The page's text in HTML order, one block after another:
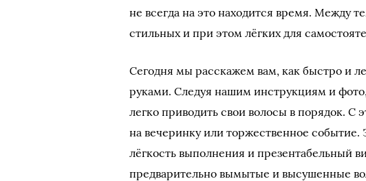
не всегда на это находится время. Между
стильных и при этом лёгких для
Сегодня мы расскажем вам, как быстро и
руками. Следуя нашим инструкциям и
легко приводить свои волосы в порядок. С
на вечеринку или торжественное событие.
лёгкость выполнения и презентабельный
предварительно вымытые и высушенные